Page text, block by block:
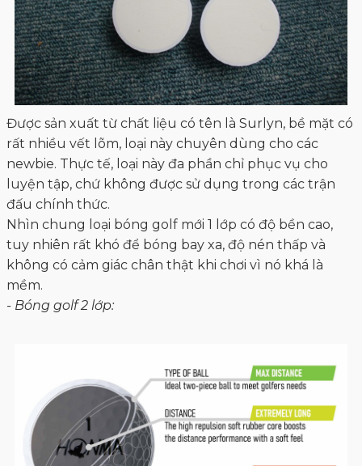
luyện tập, chứ không được sử dụng trong các trận
đấu chính thức.
Nhìn chung loại bóng golf mới 1 lớp có độ bền cao,
tuy nhiên rất khó để bóng bay xa, độ nén thấp và
không có cảm giác chân thật khi chơi vì nó khá là
mềm.
- Bóng golf 2 lớp: